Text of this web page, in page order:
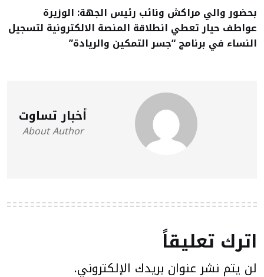
بحضور والي مراكش ونائب رئيس الجهة: الوزيرة
عواطف حيار تعطي انطلاقة المنصة الالكترونية لتسجيل
النساء في برنامج “جسر التمكين والريادة”
أخبار تساوت
About Author
اترك تعليقاً
لن يتم نشر عنوان بريدك الإلكتروني.